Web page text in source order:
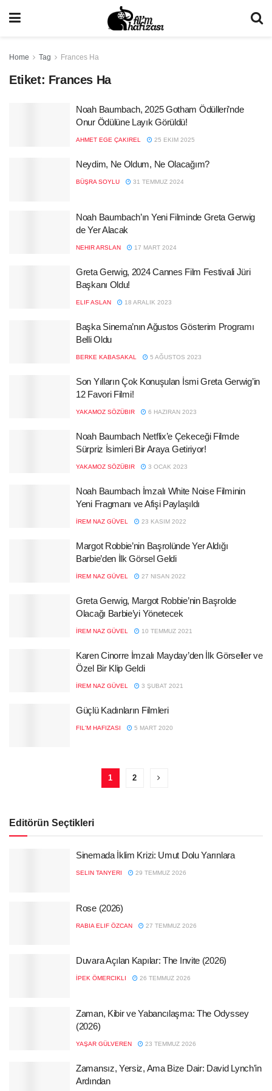
Home Tag Frances Ha
Etiket: Frances Ha
Noah Baumbach, 2025 Gotham Ödülleri’nde
Onur Ödülüne Layık Görüldü!
AHMET EGE ÇAKIREL 25 EKIM 2025
Neydim, Ne Oldum, Ne Olacağım?
BÜŞRA SOYLU 31 TEMMUZ 2024
Noah Baumbach’ın Yeni Filminde Greta Gerwig
de Yer Alacak
NEHIR ARSLAN 17 MART 2024
Greta Gerwig, 2024 Cannes Film Festivali Jüri
Başkanı Oldu!
ELIF ASLAN 18 ARALIK 2023
Başka Sinema’nın Ağustos Gösterim Programı
Belli Oldu
BERKE KABASAKAL 5 AĞUSTOS 2023
Son Yılların Çok Konuşulan İsmi Greta Gerwig’in
12 Favori Filmi!
YAKAMOZ SÖZÜBIR 6 HAZIRAN 2023
Noah Baumbach Netflix’e Çekeceği Filmde
Sürpriz İsimleri Bir Araya Getiriyor!
YAKAMOZ SÖZÜBIR 3 OCAK 2023
Noah Baumbach İmzalı White Noise Filminin
Yeni Fragmanı ve Afişi Paylaşıldı
İREM NAZ GÜVEL 23 KASIM 2022
Margot Robbie’nin Başrolünde Yer Aldığı
Barbie’den İlk Görsel Geldi
İREM NAZ GÜVEL 27 NISAN 2022
Greta Gerwig, Margot Robbie’nin Başrolde
Olacağı Barbie’yi Yönetecek
İREM NAZ GÜVEL 10 TEMMUZ 2021
Karen Cinorre İmzalı Mayday’den İlk Görseller ve
Özel Bir Klip Geldi
İREM NAZ GÜVEL 3 ŞUBAT 2021
Güçlü Kadınların Filmleri
FIL'M HAFIZASI 5 MART 2020
1 2
Editörün Seçtikleri
Sinemada İklim Krizi: Umut Dolu Yarınlara
SELIN TANYERI 29 TEMMUZ 2026
Rose (2026)
RABIA ELIF ÖZCAN 27 TEMMUZ 2026
Duvara Açılan Kapılar: The Invite (2026)
İPEK ÖMERCIKLI 26 TEMMUZ 2026
Zaman, Kibir ve Yabancılaşma: The Odyssey
(2026)
YAŞAR GÜLVEREN 23 TEMMUZ 2026
Zamansız, Yersiz, Ama Bize Dair: David Lynch’in
Ardından